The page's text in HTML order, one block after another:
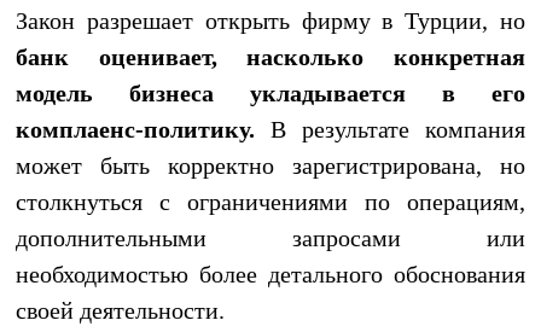
Закон разрешает открыть фирму в Турции, но
банк оценивает, насколько конкретная
модель бизнеса укладывается в его
комплаенс-политику. В результате компания
может быть корректно зарегистрирована, но
столкнуться с ограничениями по операциям,
дополнительными запросами или
необходимостью более детального обоснования
своей деятельности.